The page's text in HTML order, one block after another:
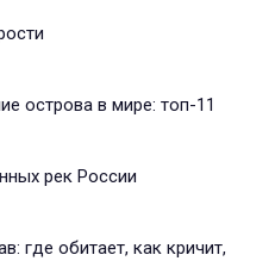
острова в мире: топ-11
рек России
где обитает, как кричит,